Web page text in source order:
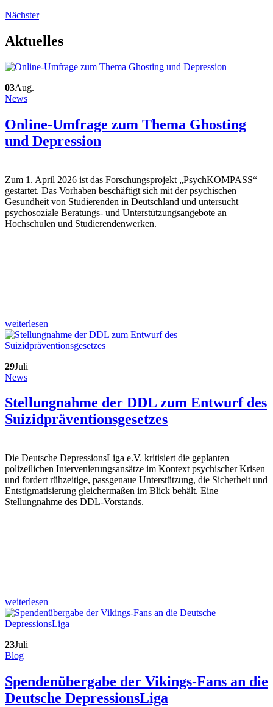
Nächster
Aktuelles
03Aug.
News
Online-Umfrage zum Thema Ghosting
und Depression
Zum 1. April 2026 ist das Forschungsprojekt „PsychKOMPASS“
gestartet. Das Vorhaben beschäftigt sich mit der psychischen
Gesundheit von Studierenden in Deutschland und untersucht
psychosoziale Beratungs- und Unterstützungsangebote an
Hochschulen und Studierendenwerken.
weiterlesen
29Juli
News
Stellungnahme der DDL zum Entwurf des
Suizidpräventionsgesetzes
Die Deutsche DepressionsLiga e.V. kritisiert die geplanten
polizeilichen Intervenierungsansätze im Kontext psychischer Krisen
und fordert rühzeitige, passgenaue Unterstützung, die Sicherheit und
Entstigmatisierung gleichermaßen im Blick behält. Eine
Stellungnahme des DDL-Vorstands.
weiterlesen
23Juli
Blog
Spendenübergabe der Vikings-Fans an die
Deutsche DepressionsLiga